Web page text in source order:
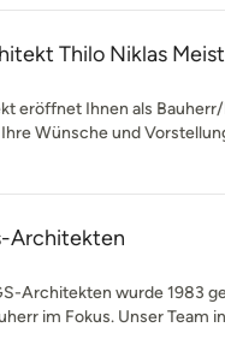
Thilo Niklas
eröffnet Ihnen als
Wünsche und
Architekten
Architekten wurde 1983
im Fokus. Unser Team